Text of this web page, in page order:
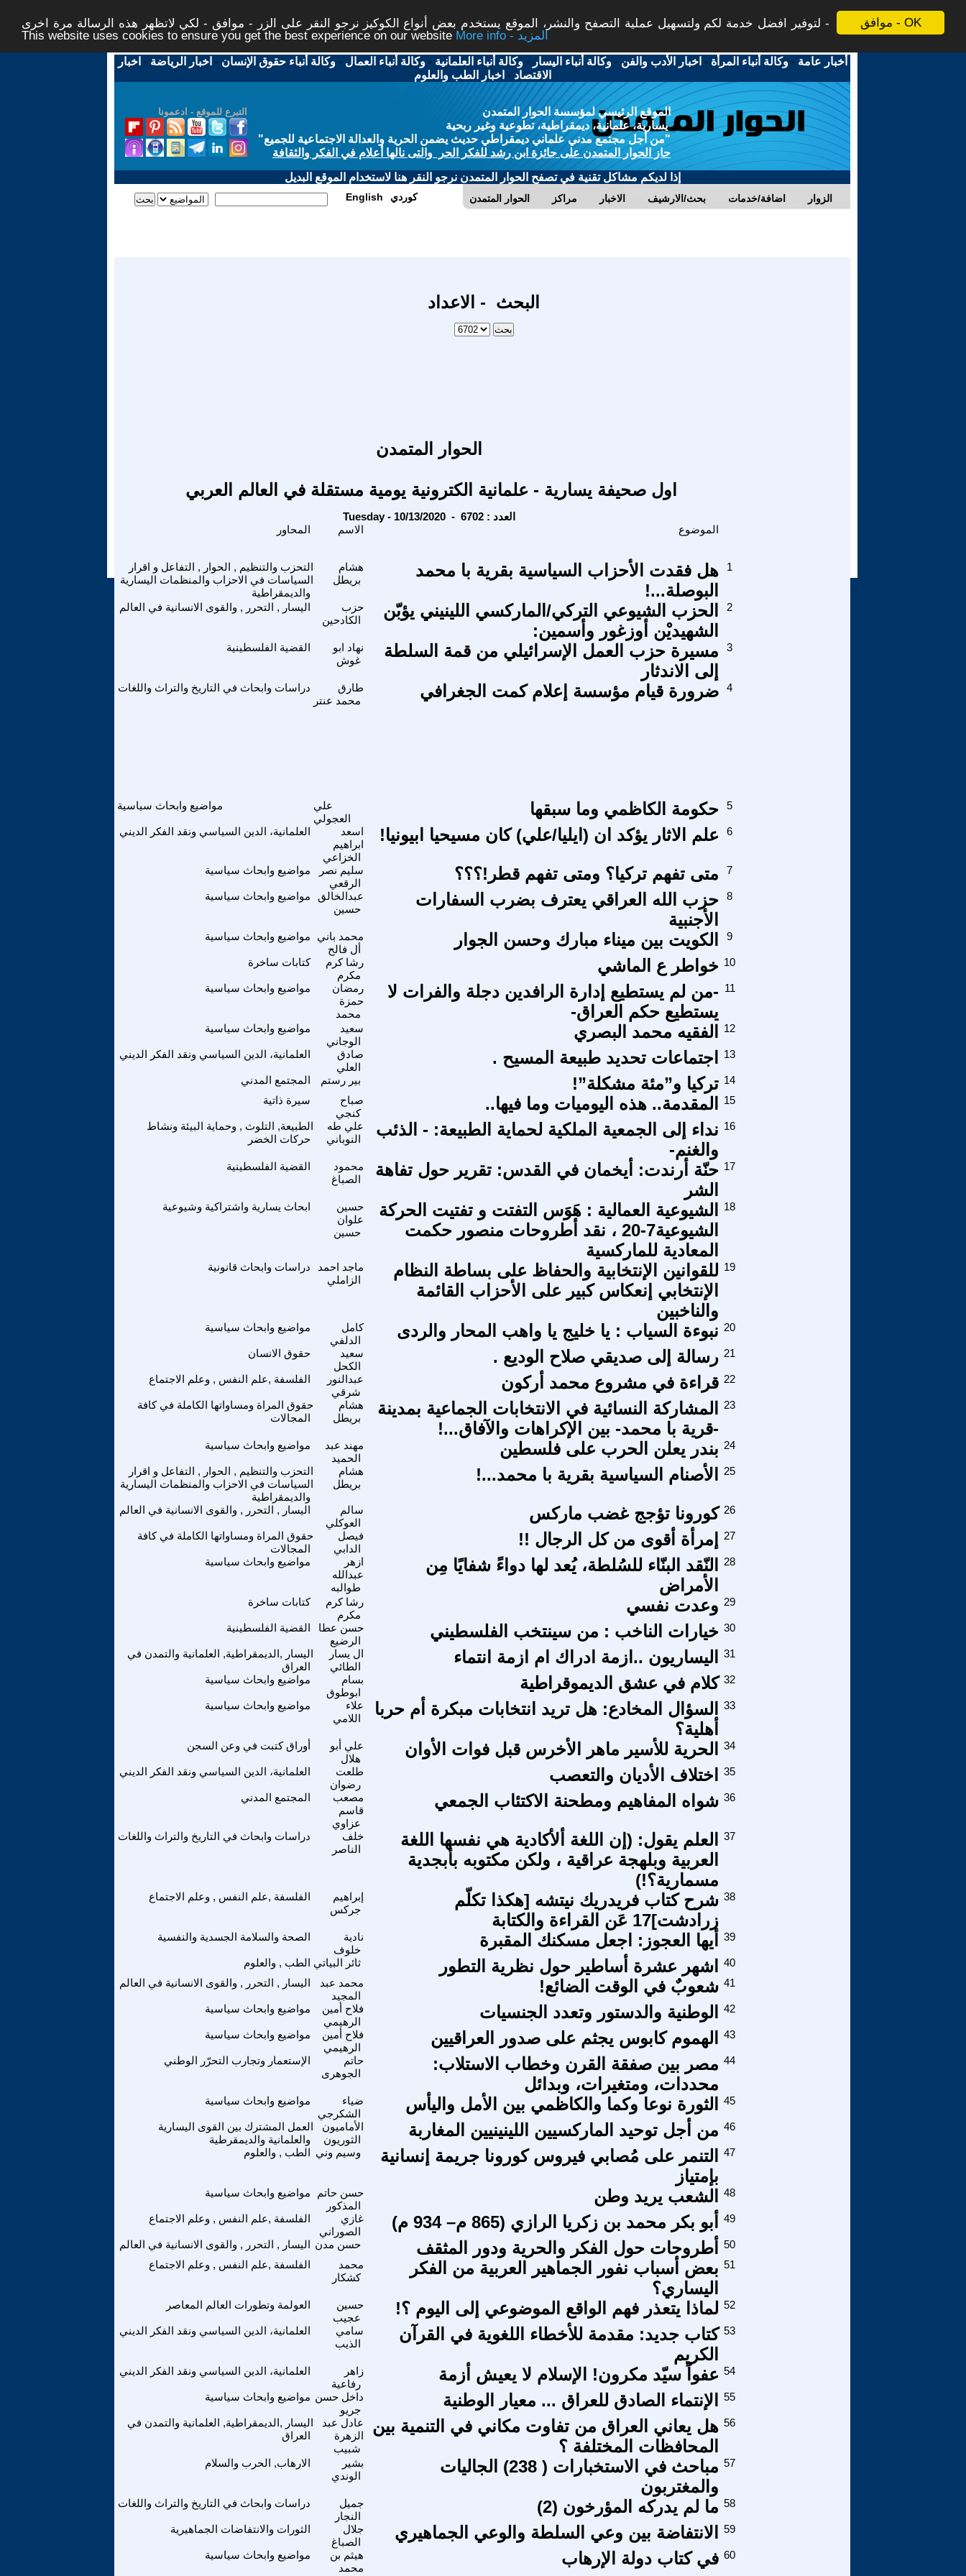
موافق - OK
لتوفير افضل خدمة لكم ولتسهيل عملية التصفح والنشر، الموقع يستخدم بعض أنواع الكوكيز نرجو النقر على الزر - موافق - لكي لاتظهر هذه الرسالة مرة اخرى -
This website uses cookies to ensure you get the best experience on our website
More info - المزيد
أخبار عامة -وكالة أنباء المرأة - اخبار الأدب والفن -وكالة أنباء اليسار -وكالة أنباء العلمانية -وكالة أنباء العمال -وكالة أنباء حقوق الإنسان - اخبار الرياضة - اخبار
الاقتصاد - اخبار الطب والعلوم
التبرع للموقع - ادعمونا
الموقع الرئيسي لمؤسسة الحوار المتمدن
يسارية، علمانية، ديمقراطية، تطوعية وغير ربحية
"من أجل مجتمع مدني علماني ديمقراطي حديث يضمن الحرية والعدالة الاجتماعية للجميع"
حاز الحوار المتمدن على جائزة ابن رشد للفكر الحر والتى نالها أعلام في الفكر والثقافة
إذا لديكم مشاكل تقنية في تصفح الحوار المتمدن نرجو النقر هنا لاستخدام الموقع البديل
الحوار المتمدن مراكز الاخبار بحث/الارشيف اضافة/خدمات الزوار English كوردي
البحث - الاعداد
الحوار المتمدن
اول صحيفة يسارية - علمانية الكترونية يومية مستقلة في العالم العربي
Tuesday - 10/13/2020 - العدد : 6702
الاسم الموضوع
التحزب والتنظيم , الحوار , التفاعل و اقرار
السياسات في الاحزاب والمنظمات اليسارية
والديمقراطية
هشام
بريطل
هل فقدت الأحزاب السياسية بقرية با محمد
البوصلة...!
1
اليسار , التحرر , والقوى الانسانية في العالم
حزب
الكادحين
الحزب الشيوعي التركي/الماركسي اللينيني يؤبّن
الشهيديْن أوزغور وأسمين:
2
القضية الفلسطينية
نهاد ابو
غوش
مسيرة حزب العمل الإسرائيلي من قمة السلطة
إلى الاندثار
3
دراسات وابحاث في التاريخ والتراث واللغات
طارق
محمد عنتر
ضرورة قيام مؤسسة إعلام كمت الجغرافي 4
مواضيع وابحاث سياسية
علي
العجولي
حكومة الكاظمي وما سبقها 5
العلمانية، الدين السياسي ونقد الفكر الديني
اسعد
ابراهيم
الخزاعي
علم الاثار يؤكد ان (ايليا/علي) كان مسيحيا ابيونيا! 6
مواضيع وابحاث سياسية
سليم نصر
الرقعي
متى تفهم تركيا؟ ومتى تفهم قطر!؟؟؟ 7
مواضيع وابحاث سياسية
عبدالخالق
حسين
حزب الله العراقي يعترف بضرب السفارات
الأجنبية
8
مواضيع وابحاث سياسية
محمد باني
أل فالح
الكويت بين ميناء مبارك وحسن الجوار 9
كتابات ساخرة
رشا كرم
مكرم
خواطر ع الماشي 10
مواضيع وابحاث سياسية
رمضان
حمزة
محمد
-من لم يستطيع إدارة الرافدين دجلة والفرات لا
يستطيع حكم العراق-
11
مواضيع وابحاث سياسية
سعيد
الوجاني
الفقيه محمد البصري 12
العلمانية، الدين السياسي ونقد الفكر الديني
صادق
العلي
اجتماعات تحديد طبيعة المسيح . 13
المجتمع المدني بير رستم تركيا و”مئة مشكلة”! 14
سيرة ذاتية
صباح
كنجي
المقدمة.. هذه اليوميات وما فيها.. 15
الطبيعة, التلوث , وحماية البيئة ونشاط
حركات الخضر
علي طه
النوباني
نداء إلى الجمعية الملكية لحماية الطبيعة: - الذئب
والغنم-
16
القضية الفلسطينية
محمود
الصباغ
حنّة أرندت: أيخمان في القدس: تقرير حول تفاهة
الشر
17
ابحاث يسارية واشتراكية وشيوعية
حسين
علوان
حسين
الشيوعية العمالية : هَوَس التفتت و تفتيت الحركة
الشيوعية7-20 ، نقد أطروحات منصور حكمت
المعادية للماركسية
18
دراسات وابحاث قانونية
ماجد احمد
الزاملي
للقوانين الإنتخابية والحفاظ على بساطة النظام
الإنتخابي إنعكاس كبير على الأحزاب القائمة
والناخبين
19
مواضيع وابحاث سياسية
كامل
الدلفي
نبوءة السياب : يا خليج يا واهب المحار والردى 20
حقوق الانسان
سعيد
الكحل
رسالة إلى صديقي صلاح الوديع . 21
الفلسفة ,علم النفس , وعلم الاجتماع
عبدالنور
شرقي
قراءة في مشروع محمد أركون 22
حقوق المراة ومساواتها الكاملة في كافة
المجالات
هشام
بريطل
المشاركة النسائية في الانتخابات الجماعية بمدينة
-قرية با محمد- بين الإكراهات والآفاق...!
23
مواضيع وابحاث سياسية
مهند عبد
الحميد
بندر يعلن الحرب على فلسطين 24
التحزب والتنظيم , الحوار , التفاعل و اقرار
السياسات في الاحزاب والمنظمات اليسارية
والديمقراطية
هشام
بريطل
الأصنام السياسية بقرية با محمد...! 25
اليسار , التحرر , والقوى الانسانية في العالم
سالم
العوكلي
كورونا تؤجج غضب ماركس 26
حقوق المراة ومساواتها الكاملة في كافة
المجالات
فيصل
الدابي
إمرأة أقوى من كل الرجال !! 27
مواضيع وابحاث سياسية
ازهر
عبدالله
طوالبه
النّقد البنّاء للسُلطة، يُعد لها دواءً شفايًا مِن
الأمراض
28
كتابات ساخرة
رشا كرم
مكرم
وعدت نفسي 29
القضية الفلسطينية
حسن عطا
الرضيع
خيارات الناخب : من سينتخب الفلسطيني 30
اليسار ,الديمقراطية, العلمانية والتمدن في
العراق
ال يسار
الطائي
اليساريون ..ازمة ادراك ام ازمة انتماء 31
مواضيع وابحاث سياسية
بسام
ابوطوق
كلام في عشق الديموقراطية 32
مواضيع وابحاث سياسية
علاء
اللامي
السؤال المخادع: هل تريد انتخابات مبكرة أم حربا
أهلية؟
33
أوراق كتبت في وعن السجن
علي أبو
هلال
الحرية للأسير ماهر الأخرس قبل فوات الأوان 34
العلمانية، الدين السياسي ونقد الفكر الديني
طلعت
رضوان
اختلاف الأديان والتعصب 35
المجتمع المدني
مصعب
قاسم
عزاوي
شواه المفاهيم ومطحنة الاكتئاب الجمعي 36
دراسات وابحاث في التاريخ والتراث واللغات
خلف
الناصر
العلم يقول: (إن اللغة ألأكادية هي نفسها اللغة
العربية وبلهجة عراقية ، ولكن مكتوبه بأبجدية
مسمارية؟!)
37
الفلسفة ,علم النفس , وعلم الاجتماع
إبراهيم
جركس
شرح كتاب فريدريك نيتشه [هكذا تكلّم
زرادشت]17 عَن القراءة والكتابة
38
الصحة والسلامة الجسدية والنفسية
نادية
خلوف
أيها العجوز: اجعل مسكنك المقبرة 39
الطب , والعلوم ثائر البياتي اشهر عشرة أساطير حول نظرية التطور
40
اليسار , التحرر , والقوى الانسانية في العالم
محمد عبد
المجيد
شعوبٌ في الوقت الضائع! 41
مواضيع وابحاث سياسية
فلاح أمين
الرهيمي
الوطنية والدستور وتعدد الجنسيات 42
مواضيع وابحاث سياسية
فلاح أمين
الرهيمي
الهموم كابوس يجثم على صدور العراقيين 43
الإستعمار وتجارب التحرّر الوطني
حاتم
الجوهرى
مصر بين صفقة القرن وخطاب الاستلاب:
محددات، ومتغيرات، وبدائل
44
مواضيع وابحاث سياسية
ضياء
الشكرجي
الثورة نوعا وكما والكاظمي بين الأمل واليأس 45
العمل المشترك بين القوى اليسارية
والعلمانية والديمقرطية
الأماميون
الثوريون
من أجل توحيد الماركسيين اللينينيين المغاربة 46
الطب , والعلوم وسيم وني
التنمر على مُصابي فيروس كورونا جريمة إنسانية
بإمتياز
47
مواضيع وابحاث سياسية
حسن حاتم
المذكور
الشعب يريد وطن 48
الفلسفة ,علم النفس , وعلم الاجتماع
غازي
الصوراني
أبو بكر محمد بن زكريا الرازي (865 م– 934 م) 49
اليسار , التحرر , والقوى الانسانية في العالم حسن مدن أطروحات حول الفكر والحرية ودور المثقف
50
الفلسفة ,علم النفس , وعلم الاجتماع
محمد
كشكار
بعض أسباب نفور الجماهير العربية من الفكر
اليساري؟
51
العولمة وتطورات العالم المعاصر
حسين
عجيب
لماذا يتعذر فهم الواقع الموضوعي إلى اليوم ؟! 52
العلمانية، الدين السياسي ونقد الفكر الديني
سامي
الذيب
كتاب جديد: مقدمة للأخطاء اللغوية في القرآن
الكريم
53
العلمانية، الدين السياسي ونقد الفكر الديني
زاهر
رفاعية
عفواً سيّد مكرون! الإسلام لا يعيش أزمة 54
مواضيع وابحاث سياسية داخل حسن
جريو
الإنتماء الصادق للعراق ... معيار الوطنية 55
اليسار ,الديمقراطية, العلمانية والتمدن في
العراق
عادل عبد
الزهرة
شبيب
هل يعاني العراق من تفاوت مكاني في التنمية بين
المحافظات المختلفة ؟
56
الارهاب, الحرب والسلام
بشير
الوندي
مباحث في الاستخبارات ( 238) الجاليات
والمغتربون
57
دراسات وابحاث في التاريخ والتراث واللغات
جميل
النجار
ما لم يدركه المؤرخون (2) 58
الثورات والانتفاضات الجماهيرية
جلال
الصباغ
الانتفاضة بين وعي السلطة والوعي الجماهيري 59
مواضيع وابحاث سياسية
هيثم بن
محمد
في كتاب دولة الإرهاب 60